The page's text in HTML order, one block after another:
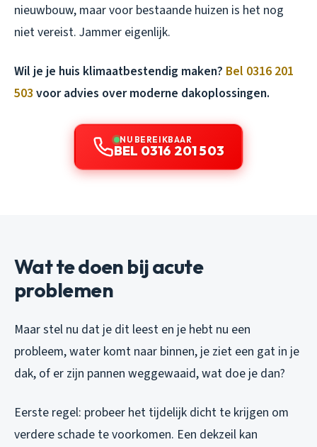
nieuwbouw, maar voor bestaande huizen is het nog
niet vereist. Jammer eigenlijk.
Wil je je huis klimaatbestendig maken? Bel 0316 201
503 voor advies over moderne dakoplossingen.
NU BEREIKBAAR
BEL 0316 201 503
Wat te doen bij acute
problemen
Maar stel nu dat je dit leest en je hebt nu een
probleem, water komt naar binnen, je ziet een gat in je
dak, of er zijn pannen weggewaaid, wat doe je dan?
Eerste regel: probeer het tijdelijk dicht te krijgen om
verdere schade te voorkomen. Een dekzeil kan